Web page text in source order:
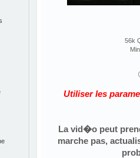
56k
Utiliser les
La vid�o peut
marche pas,